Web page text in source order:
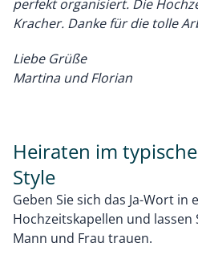
perfekt organisiert. Die
Kracher. Danke für die tolle
Liebe Grüße
Martina und Florian
Heiraten im
Style
Geben Sie sich das Ja-Wort
Hochzeitskapellen und lassen
Mann und Frau trauen.